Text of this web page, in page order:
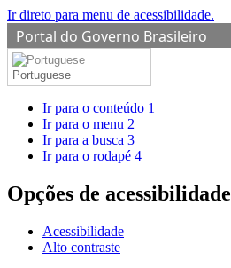
Ir direto para menu de acessibilidade.
Portal do Governo Brasileiro
Portuguese
Ir para o conteúdo 1
Ir para o menu 2
Ir para a busca 3
Ir para o rodapé 4
Opções de acessibilidade
Acessibilidade
Alto contraste